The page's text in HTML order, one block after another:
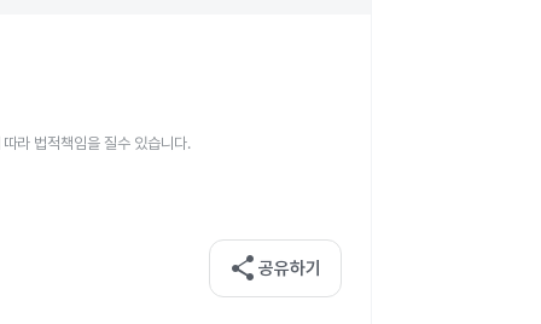
라 법적책임을 질수 있습니다.
share 공유하기